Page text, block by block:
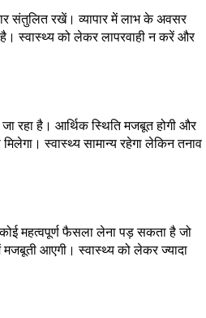
संतुलित रखें। व्यापार में लाभ के अवसर
स्वास्थ्य को लेकर लापरवाही न करें और
रहा है। आर्थिक स्थिति मजबूत होगी और
स्वास्थ्य सामान्य रहेगा लेकिन तनाव
महत्वपूर्ण फैसला लेना पड़ सकता है जो
आएगी। स्वास्थ्य को लेकर ज्यादा